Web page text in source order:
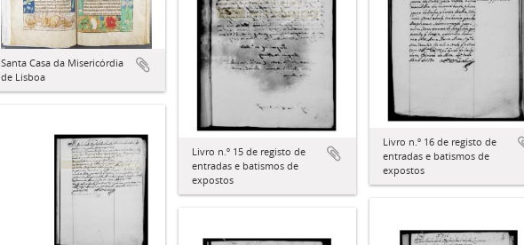
Santa Casa da Misericórdia
de Lisboa
Livro n.º 15 de registo de
entradas e batismos de
expostos
Livro n.º 16 de registo de
entradas e batismos de
expostos